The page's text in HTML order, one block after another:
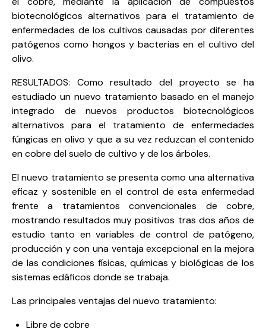
biotecnológicos alternativos para el tratamiento de
enfermedades de los cultivos causadas por diferentes
patógenos como hongos y bacterias en el cultivo del
olivo.
RESULTADOS: Como resultado del proyecto se ha
estudiado un nuevo tratamiento basado en el manejo
integrado de nuevos productos biotecnológicos
alternativos para el tratamiento de enfermedades
fúngicas en olivo y que a su vez reduzcan el contenido
en cobre del suelo de cultivo y de los árboles.
El nuevo tratamiento se presenta como una alternativa
eficaz y sostenible en el control de esta enfermedad
frente a tratamientos convencionales de cobre,
mostrando resultados muy positivos tras dos años de
estudio tanto en variables de control de patógeno,
producción y con una ventaja excepcional en la mejora
de las condiciones físicas, químicas y biológicas de los
sistemas edáficos donde se trabaja.
Las principales ventajas del nuevo tratamiento:
Libre de cobre